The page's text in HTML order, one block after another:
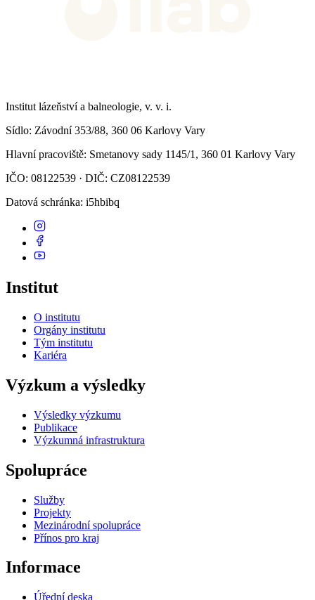
Institut lázeňství a balneologie, v. v. i.
Sídlo: Závodní 353/88, 360 06 Karlovy Vary
Hlavní pracoviště: Smetanovy sady 1145/1, 360 01 Karlovy Vary
IČO: 08122539 · DIČ: CZ08122539
Datová schránka: i5hbibq
Institut
O institutu
Orgány institutu
Tým institutu
Kariéra
Výzkum a výsledky
Výsledky výzkumu
Publikace
Výzkumná infrastruktura
Spolupráce
Služby
Projekty
Mezinárodní spolupráce
Přínos pro kraj
Informace
Úřední deska